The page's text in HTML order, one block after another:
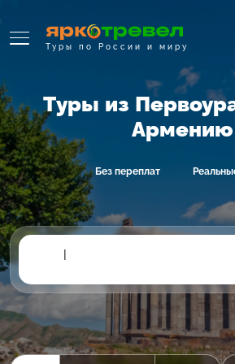
Туры по России и миру
Туры из
Армению
Без переплат
|